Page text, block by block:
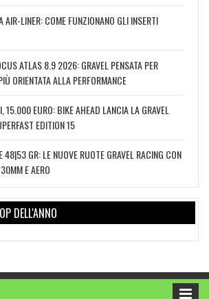
AIR-LINER: COME FUNZIONANO GLI INSERTI
ATLAS 8.9 2026: GRAVEL PENSATA PER
ORIENTATA ALLA PERFORMANCE
15.000 EURO: BIKE AHEAD LANCIA LA GRAVEL
EDITION 15
48|53 GR: LE NUOVE RUOTE GRAVEL RACING CON
E AERO
DELL'ANNO